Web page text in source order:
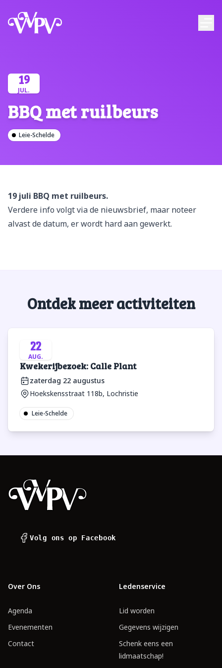
VVPV
19
JUL.
BBQ met ruilbeurs
Leie-Schelde
19 juli BBQ met ruilbeurs.
Verdere info volgt via de nieuwsbrief, maar noteer
alvast de datum, er wordt hard aan gewerkt.
Ontdek meer activiteiten
22
AUG.
Kwekerijbezoek: Calle Plant
zaterdag 22 augustus
Hoekskensstraat 118b, Lochristie
Leie-Schelde
Volg ons op Facebook
Over Ons
Agenda
Evenementen
Contact
Ledenservice
Lid worden
Gegevens wijzigen
Schenk eens een
lidmaatschap!